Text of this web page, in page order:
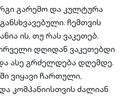
გარემო და კულტურა
ჩემთვის
ის, თუ რას ვაკეთებ.
დღიდან ვაკეთებდი
ასე გრძელდება დღემდე.
ვიყავი ჩართული,
კომპანიისთვის ძალიან